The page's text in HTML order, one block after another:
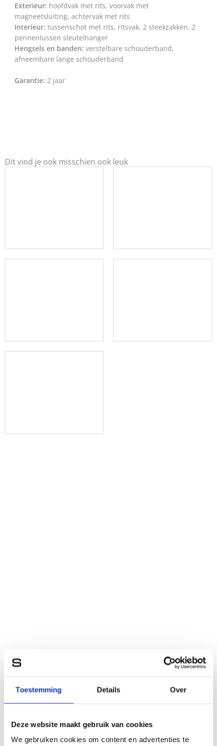
Toestemming Details Over
Deze website maakt gebruik van cookies
We gebruiken cookies om content en advertenties te
Exterieur: hoofdvak met rits, voorvak met
magneetsluiting, achtervak met rits
Interieur: tussenschot met rits, ritsvak, 2 steekzakken, 2
pennenlussen sleutelhanger
Hengsels en banden: verstelbare schouderband,
afneembare lange schouderband
Garantie: 2 jaar
Dit vind je ook misschien ook leuk